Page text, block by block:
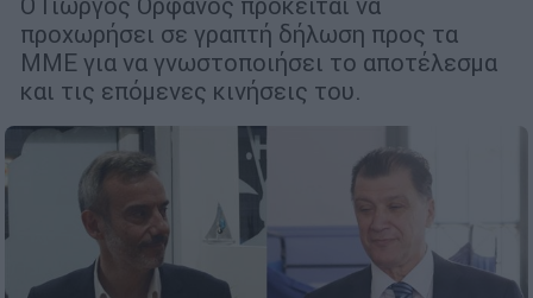
προχωρήσει σε γραπτή δήλωση προς τα
ΜΜΕ για να γνωστοποιήσει το αποτέλεσμα
και τις επόμενες κινήσεις του.